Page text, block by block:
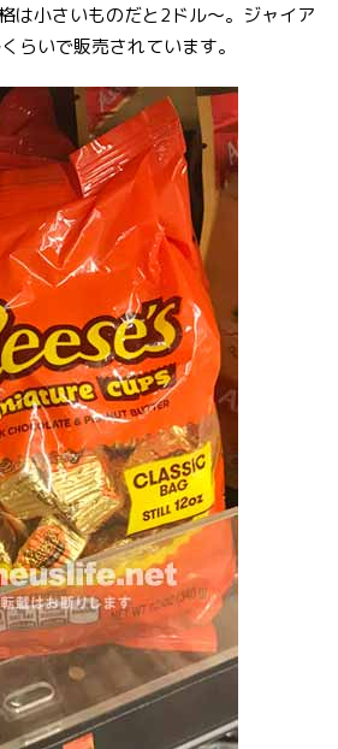
は小さいものだと2ドル～。ジャイア
らいで販売されています。